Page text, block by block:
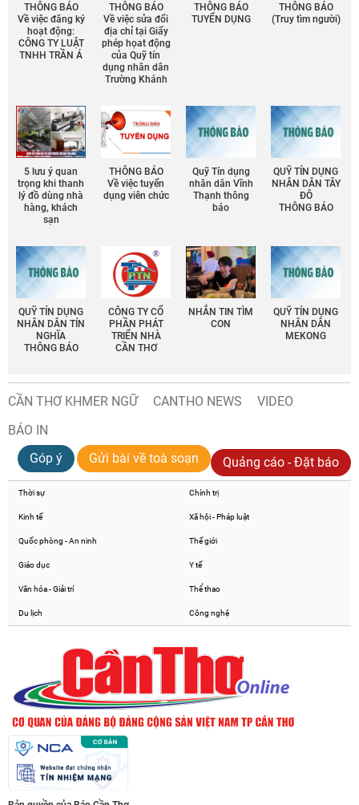
THÔNG BÁO
Về việc đăng ký
hoạt động:
CÔNG TY LUẬT
TNHH TRẦN Á
THÔNG BÁO
Về việc sửa đổi
địa chỉ tại Giấy
phép họat động
của Quỹ tín
dụng nhân dân
Trường Khánh
THÔNG BÁO
TUYỂN DỤNG
THÔNG BÁO
(Truy tìm người)
5 lưu ý quan
trọng khi thanh
lý đồ dùng nhà
hàng, khách
sạn
THÔNG BÁO
Về việc tuyển
dụng viên chức
Quỹ Tín dụng
nhân dân Vĩnh
Thạnh thông
báo
QUỸ TÍN DỤNG
NHÂN DÂN TÂY
ĐÔ
THÔNG BÁO
QUỸ TÍN DỤNG
NHÂN DÂN TÍN
NGHĨA
THÔNG BÁO
CÔNG TY CỔ
PHẦN PHÁT
TRIỂN NHÀ
CẦN THƠ
NHẮN TIN TÌM
CON
QUỸ TÍN DỤNG
NHÂN DÂN
MEKONG
CẦN THƠ KHMER NGỮ CANTHO NEWS
VIDEO
BÁO IN
Góp ý
Gửi bài về toà soạn Quảng cáo - Đặt báo
Thời sự Chính trị
Kinh tế Xã hội - Pháp luật
Quốc phòng - An ninh Thế giới
Giáo dục Y tế
Văn hóa - Giải trí Thể thao
Du lịch Công nghệ